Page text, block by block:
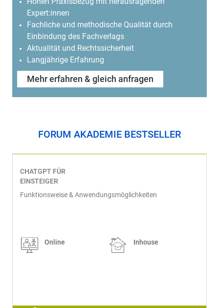
Expert:innen
Fachliche und methodische Qualität durch
Einbindung des Fachverlags
Aktualität und Rechtssicherheit
Langjährige Erfahrung
Mehr erfahren & gleich anfragen
FORUM AKADEMIE BESTSELLER
CHATGPT FÜR
EINSTEIGER
Funktionsweise & Anwendungsmöglichkeiten
Online Inhouse